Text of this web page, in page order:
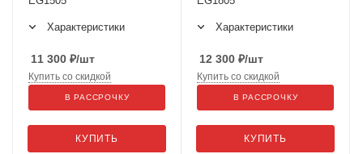
Характеристики
11 300 ₽/шт
КУПИТЬ
Купить со скидкой
В РАССРОЧКУ
Характеристики
12 300 ₽/шт
КУПИТЬ
Купить со скидкой
В РАССРОЧКУ